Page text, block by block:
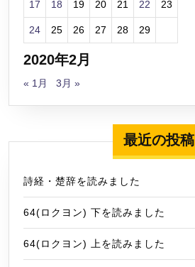
2020年2月
17 18 19 20 21 22 23
24 25 26 27 28 29
« 1月 3月 »
最近の投稿
詩経・楚辞を読みました
64(ロクヨン) 下を読みました
64(ロクヨン) 上を読みました